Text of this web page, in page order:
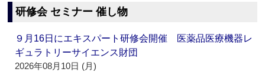
研修会 セミナー 催し物
９月16日にエキスパート研修会開催 医薬品医療機器レ
ギュラトリーサイエンス財団
2026年08月10日 (月)